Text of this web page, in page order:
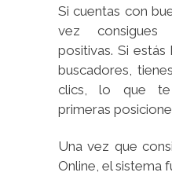
Si cuentas con
vez consigues
positivas. Si
buscadores,
clics, lo que
primeras
Una vez que
Online, el sistema